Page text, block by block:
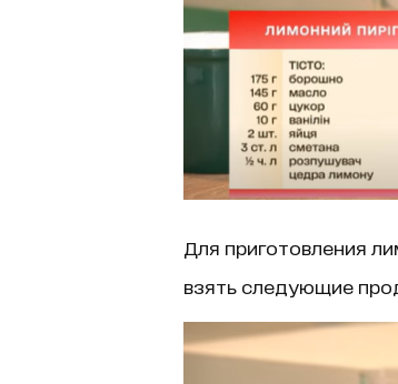
Для приготовления
взять следующие